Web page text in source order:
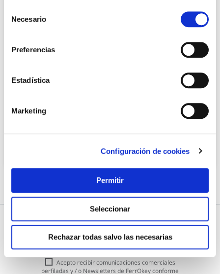
Necesario
Preferencias
Estadística
Marketing
Configuración de cookies
Permitir
Seleccionar
Rechazar todas salvo las necesarias
Cinta de pintor 201e resiste 80ºc 12 uds 50 m x 18 mm
Añadir al carrito
Subscríbete a nuestra Newsletter
Inscríbase
a
nuestro
boletín
Enviar
Acepto recibir comunicaciones comerciales
perfiladas y / o Newsletters de FerrOkey conforme